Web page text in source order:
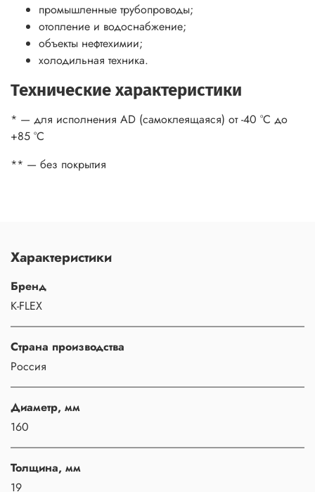
промышленные трубопроводы;
отопление и водоснабжение;
объекты нефтехимии;
холодильная техника.
Технические характеристики
* — для исполнения AD (самоклеящаяся) от -40 °С до
+85 °С
** — без покрытия
Характеристики
Бренд
K-FLEX
Страна производства
Россия
Диаметр, мм
160
Толщина, мм
19